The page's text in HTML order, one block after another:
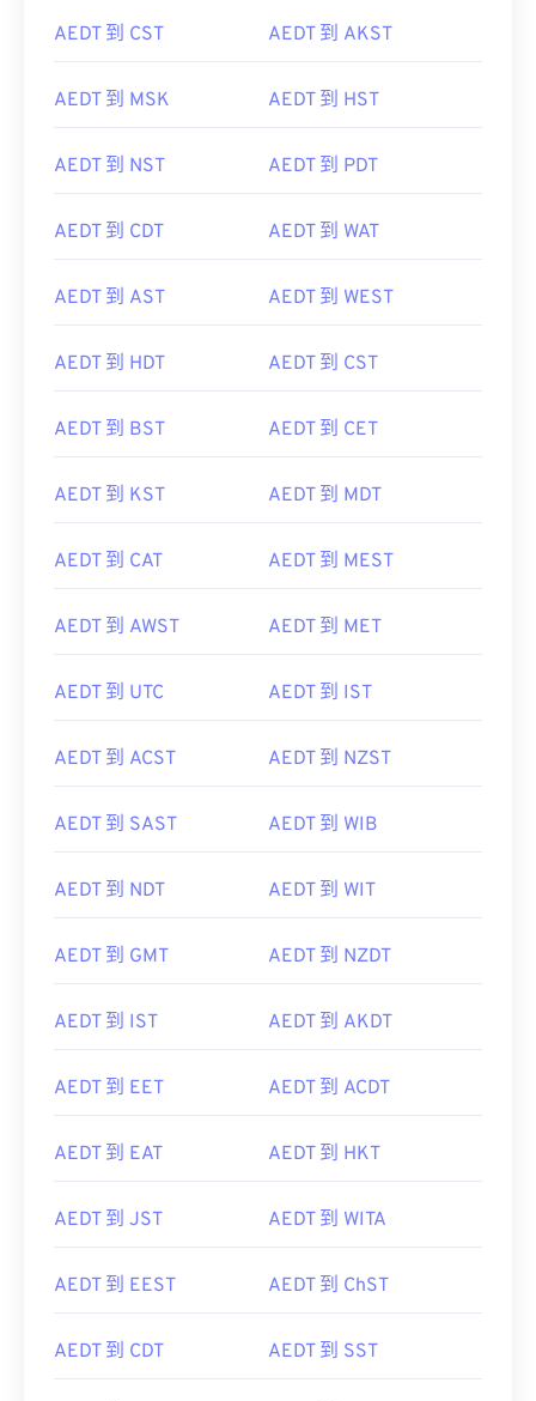
AEDT 到 CST AEDT 到 AKST
AEDT 到 MSK AEDT 到 HST
AEDT 到 NST AEDT 到 PDT
AEDT 到 CDT AEDT 到 WAT
AEDT 到 AST AEDT 到 WEST
AEDT 到 HDT AEDT 到 CST
AEDT 到 BST AEDT 到 CET
AEDT 到 KST AEDT 到 MDT
AEDT 到 CAT AEDT 到 MEST
AEDT 到 AWST AEDT 到 MET
AEDT 到 UTC AEDT 到 IST
AEDT 到 ACST AEDT 到 NZST
AEDT 到 SAST AEDT 到 WIB
AEDT 到 NDT AEDT 到 WIT
AEDT 到 GMT AEDT 到 NZDT
AEDT 到 IST AEDT 到 AKDT
AEDT 到 EET AEDT 到 ACDT
AEDT 到 EAT AEDT 到 HKT
AEDT 到 JST AEDT 到 WITA
AEDT 到 EEST AEDT 到 ChST
AEDT 到 CDT AEDT 到 SST